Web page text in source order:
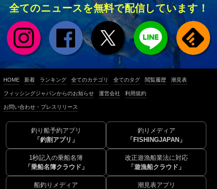
全てのニュースを無料で配信しています！
HOME 新着 ランキング 全てのカテゴリ 全てのタグ 閲覧履歴 潮見表
フィッシングジャパンからのお知らせ 運営会社 利用規約
お問い合わせ・プレスリリース
釣り船予約アプリ
「釣割アプリ」
釣りメディア
「FISHINGJAPAN」
1秒記入の乗船名簿
「乗船名簿クラウド」
改正遊漁船業法に対応
「遊漁船クラウド」
船釣りメディア
潮見表アプリ